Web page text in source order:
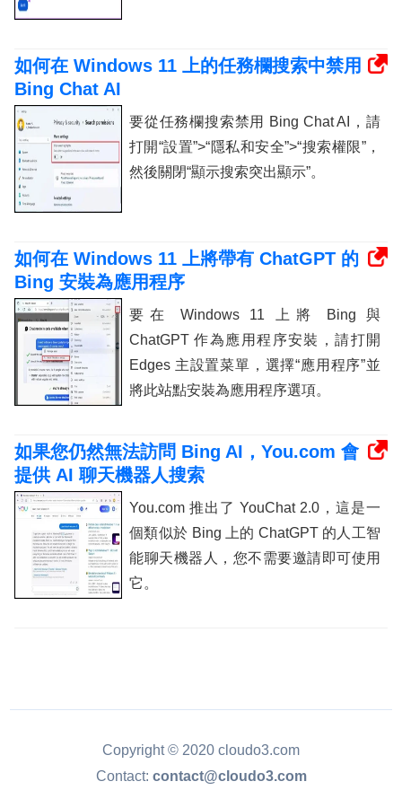
如何在 Windows 11 上的任務欄搜索中禁用
Bing Chat AI
要從任務欄搜索禁用 Bing Chat AI，請
打開“設置”>“隱私和安全”>“搜索權限”，
然後關閉“顯示搜索突出顯示”。
如何在 Windows 11 上將帶有 ChatGPT 的
Bing 安裝為應用程序
要在 Windows 11 上將 Bing 與
ChatGPT 作為應用程序安裝，請打開
Edges 主設置菜單，選擇“應用程序”並
將此站點安裝為應用程序選項。
如果您仍然無法訪問 Bing AI，You.com 會
提供 AI 聊天機器人搜索
You.com 推出了 YouChat 2.0，這是一
個類似於 Bing 上的 ChatGPT 的人工智
能聊天機器人，您不需要邀請即可使用
它。
Copyright © 2020 cloudo3.com
Contact: contact@cloudo3.com